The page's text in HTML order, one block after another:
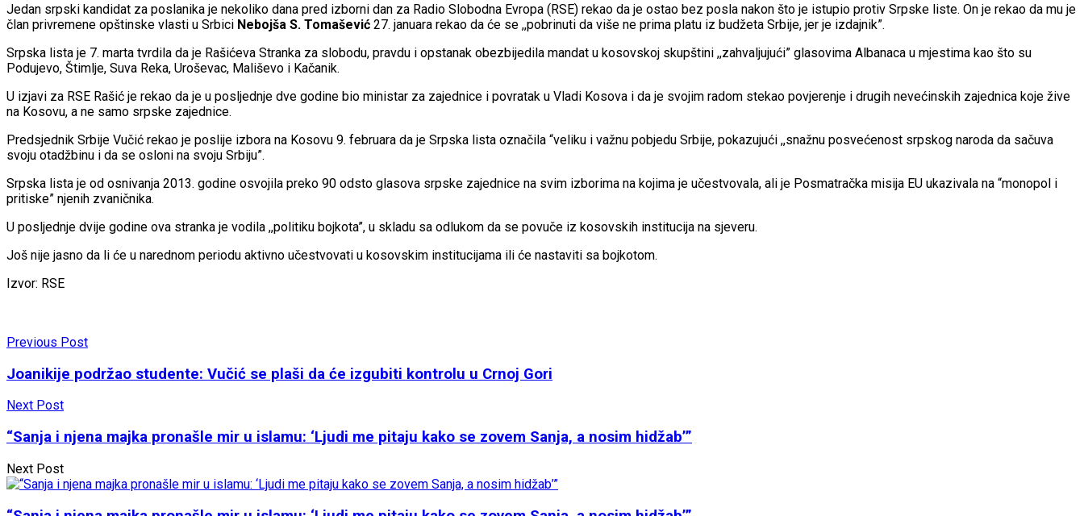
Jedan srpski kandidat za poslanika je nekoliko dana pred izborni dan za Radio Slobodna Evropa (RSE) rekao da je ostao bez posla nakon što je istupio protiv Srpske liste. On je rekao da mu je
član privremene opštinske vlasti u Srbici Nebojša S. Tomašević 27. januara rekao da će se ,,pobrinuti da više ne prima platu iz budžeta Srbije, jer je izdajnik”.
Srpska lista je 7. marta tvrdila da je Rašićeva Stranka za slobodu, pravdu i opstanak obezbijedila mandat u kosovskoj skupštini ,,zahvaljujući” glasovima Albanaca u mjestima kao što su
Podujevo, Štimlje, Suva Reka, Uroševac, Mališevo i Kačanik.
U izjavi za RSE Rašić je rekao da je u posljednje dve godine bio ministar za zajednice i povratak u Vladi Kosova i da je svojim radom stekao povjerenje i drugih nevećinskih zajednica koje žive
na Kosovu, a ne samo srpske zajednice.
Predsjednik Srbije Vučić rekao je poslije izbora na Kosovu 9. februara da je Srpska lista označila “veliku i važnu pobjedu Srbije, pokazujući ,,snažnu posvećenost srpskog naroda da sačuva
svoju otadžbinu i da se osloni na svoju Srbiju”.
Srpska lista je od osnivanja 2013. godine osvojila preko 90 odsto glasova srpske zajednice na svim izborima na kojima je učestvovala, ali je Posmatračka misija EU ukazivala na “monopol i
pritiske” njenih zvaničnika.
U posljednje dvije godine ova stranka je vodila ,,politiku bojkota”, u skladu sa odlukom da se povuče iz kosovskih institucija na sjeveru.
Još nije jasno da li će u narednom periodu aktivno učestvovati u kosovskim institucijama ili će nastaviti sa bojkotom.
Izvor: RSE
Previous Post
Joanikije podržao studente: Vučić se plaši da će izgubiti kontrolu u Crnoj Gori
Next Post
“Sanja i njena majka pronašle mir u islamu: ‘Ljudi me pitaju kako se zovem Sanja, a nosim hidžab’”
Next Post